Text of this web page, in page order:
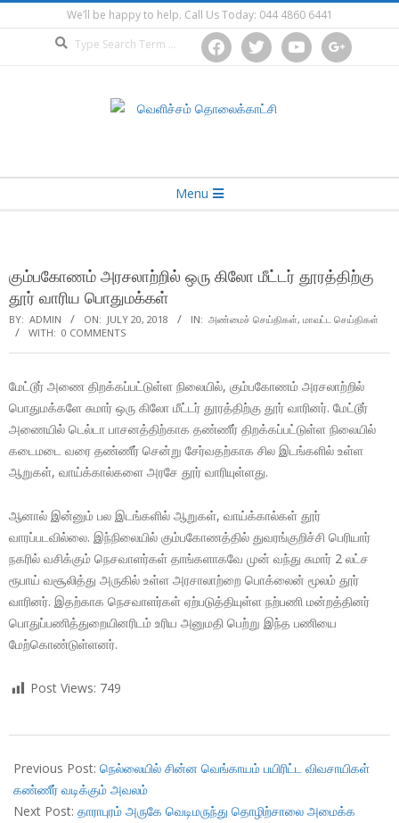
to
We’ll be happy to help. Call Us Today: 044 4860 6441
facebooktwitter youtube google
Menu
கும்பகோணம் அரசலாற்றில் ஒரு கிலோ மீட்டர் தூரத்திற்கு
தூர் வாரிய பொதுமக்கள்
BY: ADMIN ON: JULY 20, 2018 IN: அண்மைச் செய்திகள், மாவட்ட செய்திகள்
WITH: 0 COMMENTS
மேட்டூர் அணை திறக்கப்பட்டுள்ள நிலையில், கும்பகோணம் அரசலாற்றில்
பொதுமக்களே சுமார் ஒரு கிலோ மீட்டர் தூரத்திற்கு தூர் வாரினர். மேட்டூர்
அணையில் டெல்டா பாசனத்திற்காக தண்ணீர் திறக்கப்பட்டுள்ள நிலையில்
கடைமடை வரை தண்ணீர் சென்று சேர்வதற்காக சில இடங்களில் உள்ள
ஆறுகள், வாய்க்கால்களை அரசே தூர் வாரியுள்ளது.
ஆனால் இன்னும் பல இடங்களில் ஆறுகள், வாய்க்கால்கள் தூர்
வாரப்படவில்லை. இந்நிலையில் கும்பகோணத்தில் துவரங்குறிச்சி பெரியார்
நகரில் வசிக்கும் நெசவாளர்கள் தாங்களாகவே முன் வந்து சுமார் 2 லட்ச
ரூபாய் வசூலித்து அருகில் உள்ள அரசாலாற்றை பொக்லைன் மூலம் தூர்
வாரினர். இதற்காக நெசவாளர்கள் ஏற்படுத்தியுள்ள நற்பணி மன்றத்தினர்
பொதுப்பணித்துறையினரிடம் உரிய அனுமதி பெற்று இந்த பணியை
மேற்கொண்டுள்ளனர்.
Post Views: 749
07-
20
Previous Post: நெல்லையில் சின்ன வெங்காயம் பயிரிட்ட விவசாயிகள்
கண்ணீர் வடிக்கும் அவலம்
Next Post: தாராபுரம் அருகே வெடிமருந்து தொழிற்சாலை அமைக்க